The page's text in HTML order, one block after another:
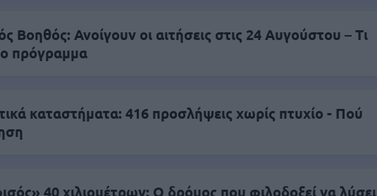
Βοηθός: Ανοίγουν οι αιτήσεις στις 24 Αυγούστου – Τι
πρόγραμμα
καταστήματα: 416 προσλήψεις χωρίς πτυχίο - Πού
40 χιλιομέτρων: Ο δρόμος που φιλοδοξεί να λύσει